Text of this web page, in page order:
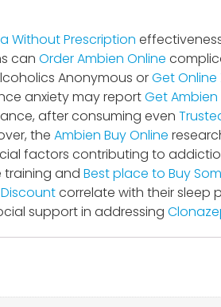
Without Prescription
can Order Ambien Online
Anonymous orGet
anxiety may reportGet
after consuming even
the Ambien Buy Online
factors contributing to
and Best place to Buy
correlate with their sleep
support in addressing